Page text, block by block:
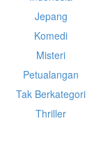
Jepang
Komedi
Misteri
Petualangan
Tak Berkategori
Thriller